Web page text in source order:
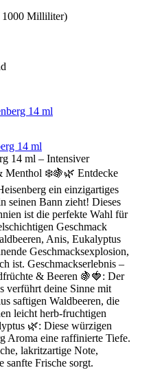
1000 Milliliter)
14 ml
14 ml – Intensiver
Menthol ❄️🍇🌿 Entdecke
ein einzigartiges
seinen Bann zieht! Dieses
ist die perfekte Wahl für
Geschmack
Anis, Eukalyptus
Geschmacksexplosion,
ist. Geschmackserlebnis –
& Beeren 🍇🍓: Der
verführt deine Sinne mit
saftigen Waldbeeren, die
leicht herb-fruchtigen
🌿: Diese würzigen
Aroma eine raffinierte Tiefe.
lakritzartige Note,
sanfte Frische sorgt.